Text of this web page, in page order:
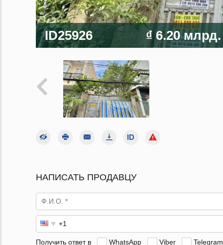
ID25926 ₫ 6.20
НАПИСАТЬ ПРОДАВЦУ
Получить ответ в WhatsApp Viber Telegram